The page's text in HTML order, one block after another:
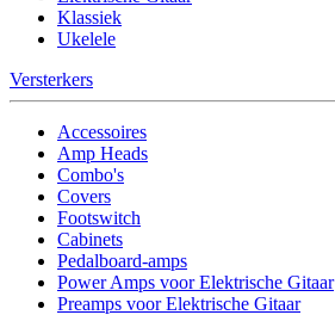
Klassiek
Ukelele
Versterkers
Accessoires
Amp Heads
Combo's
Covers
Footswitch
Cabinets
Pedalboard-amps
Power Amps voor Elektrische Gitaar
Preamps voor Elektrische Gitaar